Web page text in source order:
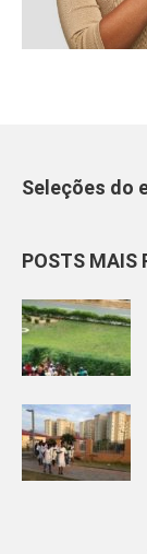
Seleções do
POSTS MAIS